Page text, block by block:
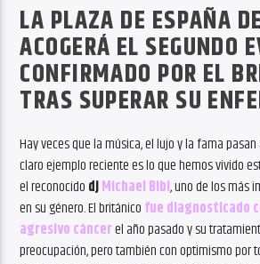
LA PLAZA DE ESPAÑA
ACOGERÁ EL SEGUNDO
CONFIRMADO POR EL
TRAS SUPERAR SU
Hay veces que la música, el lujo y la fama
claro ejemplo reciente es lo que hemos vivido
el reconocido djMichael Bibi, uno de los más
en su género. El británico fue diagnosticado
agresivo cáncerel año pasado y su
preocupación, pero también con optimismo por